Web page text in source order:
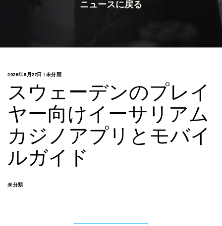
ニュースに戻る
2026年5月27日 | 未分類
スウェーデンのプレイ
ヤー向けイーサリアム
カジノアプリとモバイ
ルガイド
未分類